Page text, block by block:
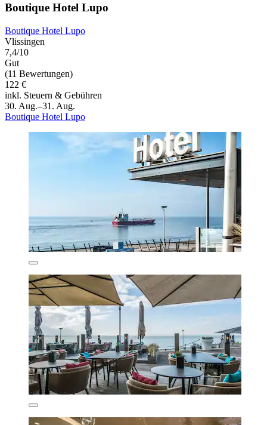
Boutique Hotel Lupo
Boutique Hotel Lupo
Vlissingen
7,4/10
Gut
(11 Bewertungen)
122 €
inkl. Steuern & Gebühren
30. Aug.–31. Aug.
Boutique Hotel Lupo